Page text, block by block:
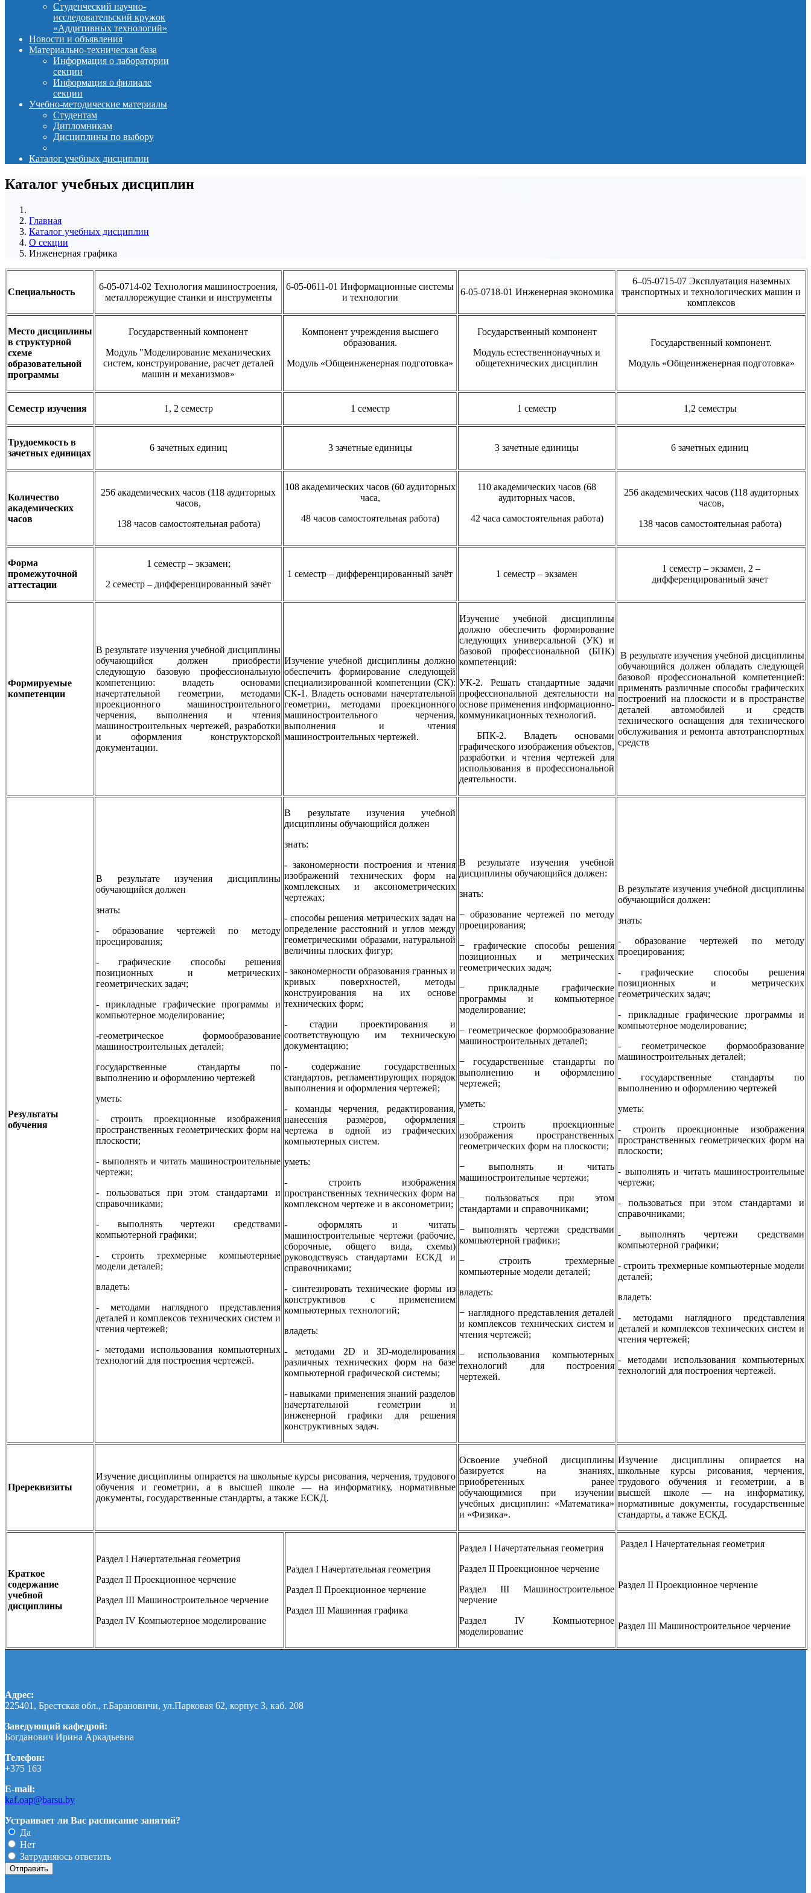
Студенческий научно-
исследовательский кружок
«Аддитивных технологий»
Новости и объявления
Материально-техническая база
Информация о лаборатории
секции
Информация о филиале
секции
Учебно-методические материалы
Студентам
Дипломникам
Дисциплины по выбору
Каталог учебных дисциплин
Каталог учебных дисциплин
Главная
Каталог учебных дисциплин
О секции
Инженерная графика
Специальность
6-05-0714-02 Технология машиностроения,
металлорежущие станки и инструменты
6-05-0611-01 Информационные системы
и технологии
6-05-0718-01 Инженерная экономика
6–05-0715-07 Эксплуатация наземных
транспортных и технологических машин и
комплексов
Место дисциплины
в структурной
схеме
образовательной
программы
Государственный компонент
Модуль "Моделирование механических
систем, конструирование, расчет деталей
машин и механизмов»
Компонент учреждения высшего
образования.
Модуль «Общеинженерная подготовка»
Государственный компонент
Модуль естественнонаучных и
общетехнических дисциплин
Государственный компонент.
Модуль «Общеинженерная подготовка»
Семестр изучения 1, 2 семестр 1 семестр 1 семестр 1,2 семестры
Трудоемкость в
зачетных единицах
6 зачетных единиц 3 зачетные единицы 3 зачетные единицы 6 зачетных единиц
Количество
академических
часов
256 академических часов (118 аудиторных
часов,
138 часов самостоятельная работа)
108 академических часов (60 аудиторных
часа,
48 часов самостоятельная работа)
110 академических часов (68
аудиторных часов,
42 часа самостоятельная работа)
256 академических часов (118 аудиторных
часов,
138 часов самостоятельная работа)
Форма
промежуточной
аттестации
1 семестр – экзамен;
2 семестр – дифференцированный зачёт
1 семестр – дифференцированный зачёт 1 семестр – экзамен
1 семестр – экзамен, 2 –
дифференцированный зачет
Формируемые
компетенции
В результате изучения учебной дисциплины
обучающийся должен приобрести
следующую базовую профессиональную
компетенцию: владеть основами
начертательной геометрии, методами
проекционного машиностроительного
черчения, выполнения и чтения
машиностроительных чертежей, разработки
и оформления конструкторской
документации.
Изучение учебной дисциплины должно
обеспечить формирование следующей
специализированной компетенции (СК):
СК-1. Владеть основами начертательной
геометрии, методами проекционного
машиностроительного черчения,
выполнения и чтения
машиностроительных чертежей.
Изучение учебной дисциплины
должно обеспечить формирование
следующих универсальной (УК) и
базовой профессиональной (БПК)
компетенций:
УК-2. Решать стандартные задачи
профессиональной деятельности на
основе применения информационно-
коммуникационных технологий.
БПК-2. Владеть основами
графического изображения объектов,
разработки и чтения чертежей для
использования в профессиональной
деятельности.
В результате изучения учебной дисциплины
обучающийся должен обладать следующей
базовой профессиональной компетенцией:
применять различные способы графических
построений на плоскости и в пространстве
деталей автомобилей и средств
технического оснащения для технического
обслуживания и ремонта автотранспортных
средств
Результаты
обучения
В результате изучения дисциплины
обучающийся должен
знать:
- образование чертежей по методу
проецирования;
- графические способы решения
позиционных и метрических
геометрических задач;
- прикладные графические программы и
компьютерное моделирование;
-геометрическое формообразование
машиностроительных деталей;
государственные стандарты по
выполнению и оформлению чертежей
уметь:
- строить проекционные изображения
пространственных геометрических форм на
плоскости;
- выполнять и читать машиностроительные
чертежи;
- пользоваться при этом стандартами и
справочниками;
- выполнять чертежи средствами
компьютерной графики;
- строить трехмерные компьютерные
модели деталей;
владеть:
- методами наглядного представления
деталей и комплексов технических систем и
чтения чертежей;
- методами использования компьютерных
технологий для построения чертежей.
В результате изучения учебной
дисциплины обучающийся должен
знать:
- закономерности построения и чтения
изображений технических форм на
комплексных и аксонометрических
чертежах;
- способы решения метрических задач на
определение расстояний и углов между
геометрическими образами, натуральной
величины плоских фигур;
- закономерности образования гранных и
кривых поверхностей, методы
конструирования на их основе
технических форм;
- стадии проектирования и
соответствующую им техническую
документацию;
- содержание государственных
стандартов, регламентирующих порядок
выполнения и оформления чертежей;
- команды черчения, редактирования,
нанесения размеров, оформления
чертежа в одной из графических
компьютерных систем.
уметь:
- строить изображения
пространственных технических форм на
комплексном чертеже и в аксонометрии;
- оформлять и читать
машиностроительные чертежи (рабочие,
сборочные, общего вида, схемы)
руководствуясь стандартами ЕСКД и
справочниками;
- синтезировать технические формы из
конструктивов с применением
компьютерных технологий;
владеть:
- методами 2D и ЗD-моделирования
различных технических форм на базе
компьютерной графической системы;
- навыками применения знаний разделов
начертательной геометрии и
инженерной графики для решения
конструктивных задач.
В результате изучения учебной
дисциплины обучающийся должен:
знать:
− образование чертежей по методу
проецирования;
− графические способы решения
позиционных и метрических
геометрических задач;
− прикладные графические
программы и компьютерное
моделирование;
− геометрическое формообразование
машиностроительных деталей;
− государственные стандарты по
выполнению и оформлению
чертежей;
уметь:
− строить проекционные
изображения пространственных
геометрических форм на плоскости;
− выполнять и читать
машиностроительные чертежи;
− пользоваться при этом
стандартами и справочниками;
− выполнять чертежи средствами
компьютерной графики;
− строить трехмерные
компьютерные модели деталей;
владеть:
− наглядного представления деталей
и комплексов технических систем и
чтения чертежей;
− использования компьютерных
технологий для построения
чертежей.
В результате изучения учебной дисциплины
обучающийся должен:
знать:
- образование чертежей по методу
проецирования;
- графические способы решения
позиционных и метрических
геометрических задач;
- прикладные графические программы и
компьютерное моделирование;
- геометрическое формообразование
машиностроительных деталей;
- государственные стандарты по
выполнению и оформлению чертежей
уметь:
- строить проекционные изображения
пространственных геометрических форм на
плоскости;
- выполнять и читать машиностроительные
чертежи;
- пользоваться при этом стандартами и
справочниками;
- выполнять чертежи средствами
компьютерной графики;
- строить трехмерные компьютерные модели
деталей;
владеть:
- методами наглядного представления
деталей и комплексов технических систем и
чтения чертежей;
- методами использования компьютерных
технологий для построения чертежей.
Пререквизиты
Изучение дисциплины опирается на школьные курсы рисования, черчения, трудового
обучения и геометрии, а в высшей школе — на информатику, нормативные
документы, государственные стандарты, а также ЕСКД.
Освоение учебной дисциплины
базируется на знаниях,
приобретенных ранее
обучающимися при изучении
учебных дисциплин: «Математика»
и «Физика».
Изучение дисциплины опирается на
школьные курсы рисования, черчения,
трудового обучения и геометрии, а в
высшей школе — на информатику,
нормативные документы, государственные
стандарты, а также ЕСКД.
Краткое
содержание
учебной
дисциплины
Раздел I Начертательная геометрия
Раздел II Проекционное черчение
Раздел III Машиностроительное черчение
Раздел IV Компьютерное моделирование
Раздел I Начертательная геометрия
Раздел II Проекционное черчение
Раздел III Машинная графика
Раздел I Начертательная геометрия
Раздел II Проекционное черчение
Раздел III Машиностроительное
черчение
Раздел IV Компьютерное
моделирование
Раздел I Начертательная геометрия
Раздел II Проекционное черчение
Раздел III Машиностроительное черчение
Адрес:
225401, Брестская обл., г.Барановичи, ул.Парковая 62, корпус 3, каб. 208
Заведующий кафедрой:
Богданович Ирина Аркадьевна
Телефон:
+375 163
E-mail:
kaf.oap@barsu.by
Устраивает ли Вас расписание занятий?
Да
Нет
Затрудняюсь ответить